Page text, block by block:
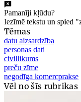
Pamanīji kļūdu?
Iezīmē tekstu un spied
Tēmas
datu aizsardzība
personas dati
civillikums
preču zīme
negodīga komercprakse
Vēl no šīs rubrikas